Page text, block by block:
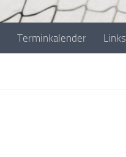
Terminkalender Links